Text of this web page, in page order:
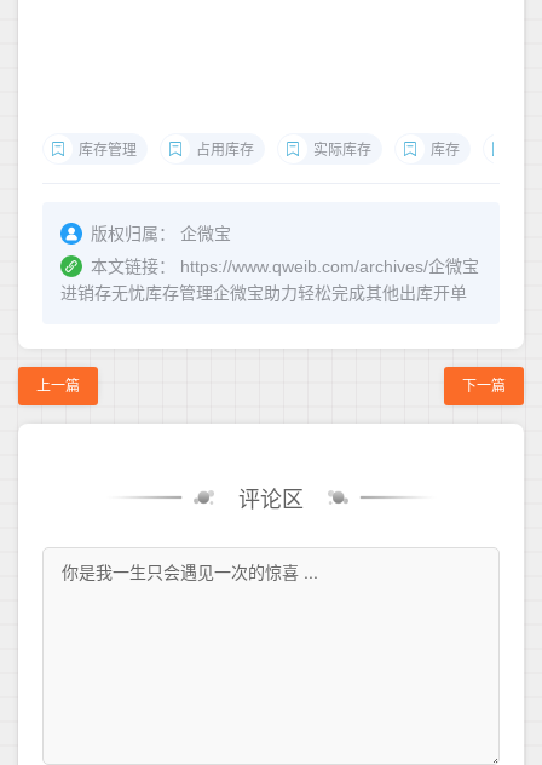
库存管理 占用库存 实际库存 库存
版权归属：
企微宝
本文链接：
https://www.qweib.com/archives/企微宝
进销存无忧库存管理企微宝助力轻松完成其他出库开单
上一篇 下一篇
评论区